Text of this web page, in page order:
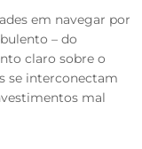
em navegar por
– do
claro sobre o
se interconectam
mal